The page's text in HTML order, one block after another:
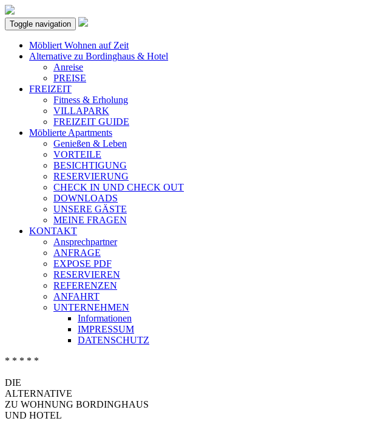
Toggle navigation
Möbliert Wohnen auf Zeit
Alternative zu Bordinghaus & Hotel
Anreise
PREISE
FREIZEIT
Fitness & Erholung
VILLAPARK
FREIZEIT GUIDE
Möblierte Apartments
Genießen & Leben
VORTEILE
BESICHTIGUNG
RESERVIERUNG
CHECK IN UND CHECK OUT
DOWNLOADS
UNSERE GÄSTE
MEINE FRAGEN
KONTAKT
Ansprechpartner
ANFRAGE
EXPOSE PDF
RESERVIEREN
REFERENZEN
ANFAHRT
UNTERNEHMEN
Informationen
IMPRESSUM
DATENSCHUTZ
* * * * *
DIE
ALTERNATIVE
ZU WOHNUNG BORDINGHAUS
UND HOTEL